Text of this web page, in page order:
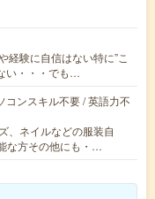
験に自信はない特に”こ
い・・・でも…
コンスキル不要 / 英語力不
、ネイルなどの服装自
な方その他にも・…